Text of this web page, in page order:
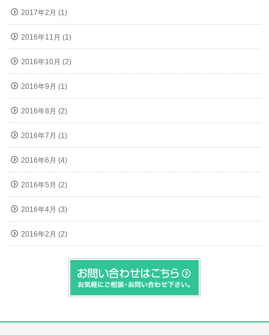
2017年2月 (1)
2016年11月 (1)
2016年10月 (2)
2016年9月 (1)
2016年8月 (2)
2016年7月 (1)
2016年6月 (4)
2016年5月 (2)
2016年4月 (3)
2016年2月 (2)